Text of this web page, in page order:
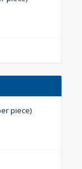
piece)